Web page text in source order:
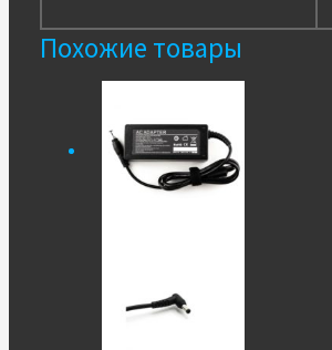
Похожие товары